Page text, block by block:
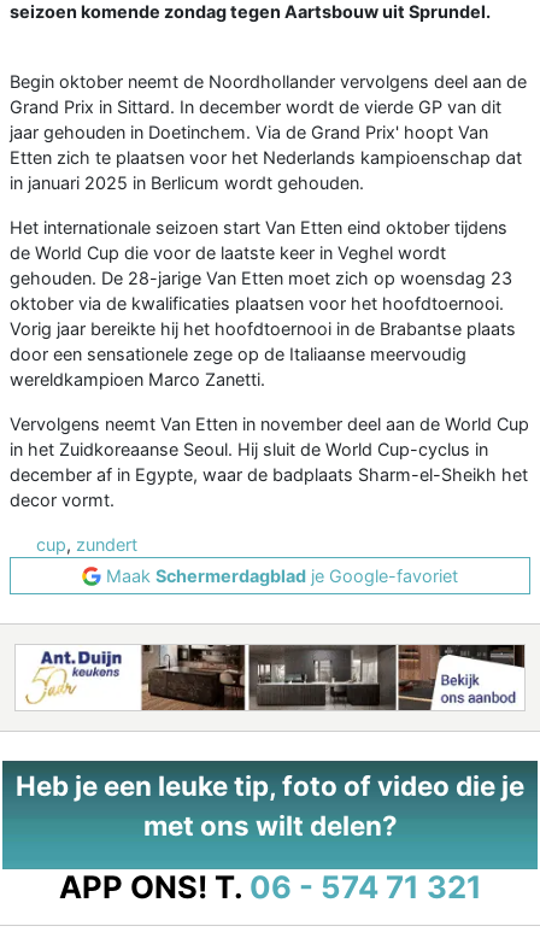
seizoen komende zondag tegen Aartsbouw uit Sprundel.
Begin oktober neemt de Noordhollander vervolgens deel aan de
Grand Prix in Sittard. In december wordt de vierde GP van dit
jaar gehouden in Doetinchem. Via de Grand Prix' hoopt Van
Etten zich te plaatsen voor het Nederlands kampioenschap dat
in januari 2025 in Berlicum wordt gehouden.
Het internationale seizoen start Van Etten eind oktober tijdens
de World Cup die voor de laatste keer in Veghel wordt
gehouden. De 28-jarige Van Etten moet zich op woensdag 23
oktober via de kwalificaties plaatsen voor het hoofdtoernooi.
Vorig jaar bereikte hij het hoofdtoernooi in de Brabantse plaats
door een sensationele zege op de Italiaanse meervoudig
wereldkampioen Marco Zanetti.
Vervolgens neemt Van Etten in november deel aan de World Cup
in het Zuidkoreaanse Seoul. Hij sluit de World Cup-cyclus in
december af in Egypte, waar de badplaats Sharm-el-Sheikh het
decor vormt.
cup, zundert
Maak Schermerdagblad je Google-favoriet
Heb je een leuke tip, foto of video die je
met ons wilt delen?
APP ONS! T. 06 - 574 71 321